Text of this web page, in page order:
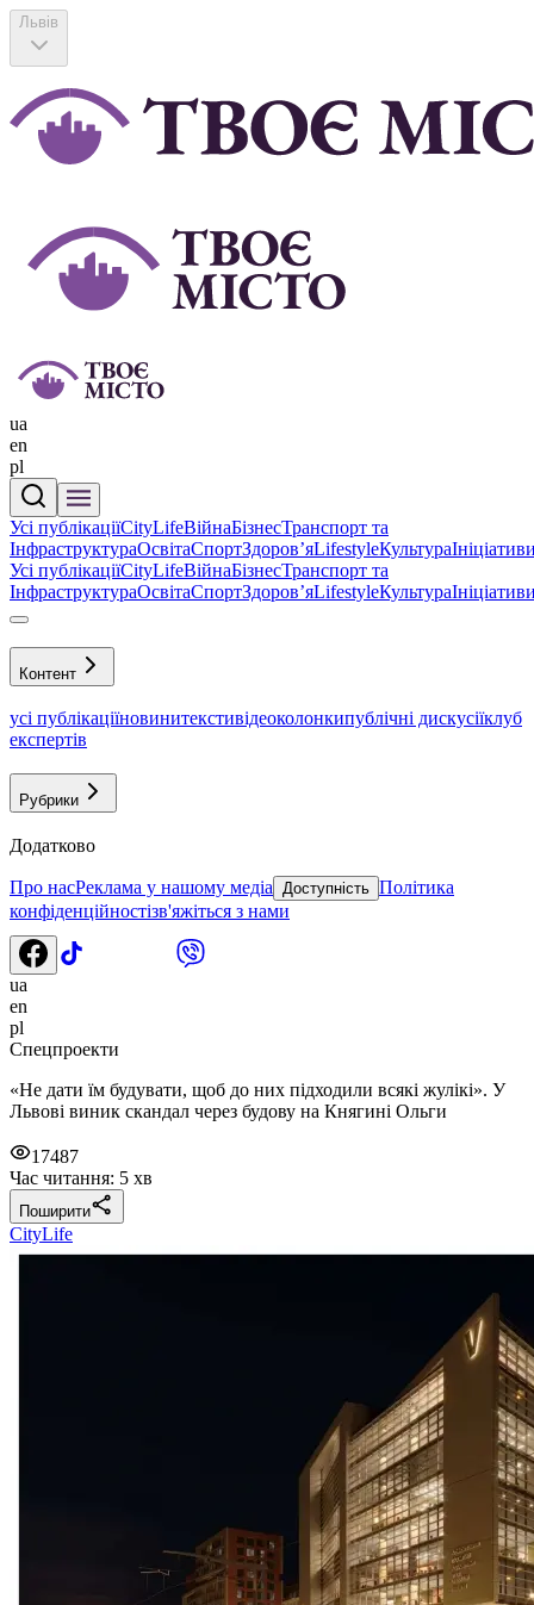
Львів
ua
en
pl
Усі публікаціїCityLifeВійнаБізнесТранспорт та
ІнфраструктураОсвітаСпортЗдоровʼяLifestyleКультура
Усі публікаціїCityLifeВійнаБізнесТранспорт та
ІнфраструктураОсвітаСпортЗдоровʼяLifestyleКультура
Контент
усі публікаціїновинитекстивідеоколонкипублічні дискусіїклуб
експертів
Рубрики
Додатково
Про насРеклама у нашому медіа Доступність Політика
конфіденційностізв'яжіться з нами
ua
en
pl
Спецпроекти
«Не дати їм будувати, щоб до них підходили всякі жулікі». У
Львові виник скандал через будову на Княгині Ольги
17487
Час читання: 5 хв
Поширити
CityLife